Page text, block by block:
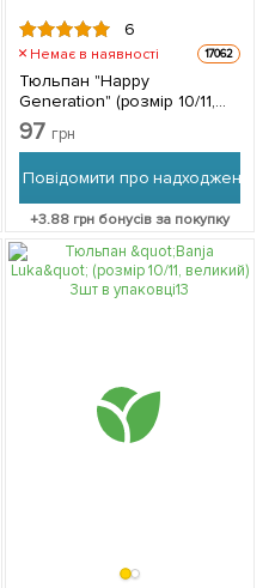
6
Немає в наявності 17062
Тюльпан "Happy
Generation" (розмір 10/11,
великий) 3шт в упаковці
97 грн
Повідомити про надходження
+3.88грн бонусів за покупку